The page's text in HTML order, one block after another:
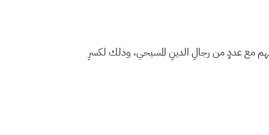
مع عددٍ من رجالِ الدينِ المسيحي، وذلك لكسرِ